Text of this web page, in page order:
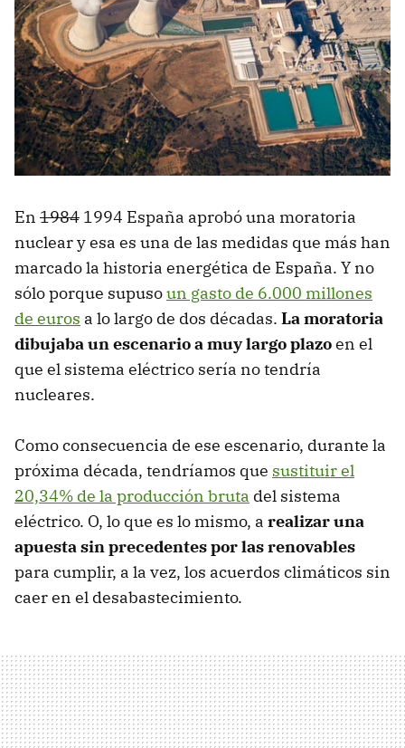
En 1984 1994 España aprobó una moratoria
nuclear y esa es una de las medidas que más han
marcado la historia energética de España. Y no
sólo porque supusoun gasto de 6.000 millones
de euros a lo largo de dos décadas. La moratoria
dibujaba un escenario a muy largo plazoen el
que el sistema eléctrico sería no tendría
nucleares.
Como consecuencia de ese escenario, durante la
próxima década, tendríamos que sustituir el
20,34% de la producción bruta del sistema
eléctrico. O, lo que es lo mismo, a realizar una
apuesta sin precedentes por las renovables
para cumplir, a la vez, los acuerdos climáticos sin
caer en el desabastecimiento.